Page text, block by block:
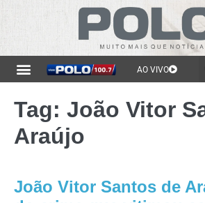
AO VIVO
Tag: João Vitor
Araújo
João Vitor Santos de